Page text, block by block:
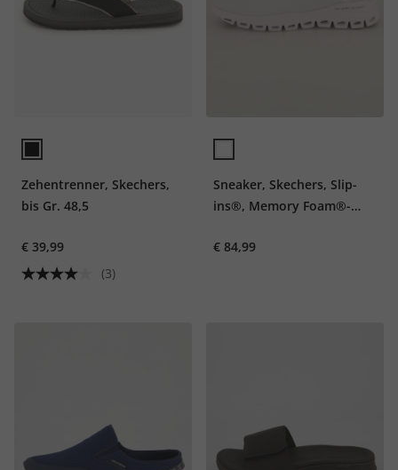
Zehentrenner, Skechers,
bis Gr. 48,5
€ 39,99
(3)
Sneaker, Skechers, Slip-
ins®, Memory Foam®-
€ 84,99